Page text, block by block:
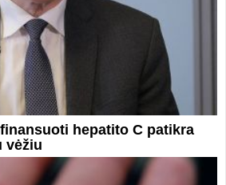
hepatito C patikra
vėžiu